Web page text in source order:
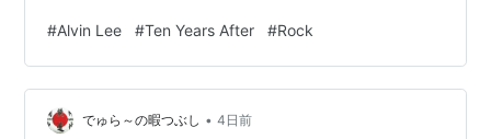
「ライヴ盤」であること。1974年3月、ロンドンはレイ
ンボウ・シアターでのコンサート音源です。（ほぼ一年
前には同じ場所でEric Claptonがやはりライヴ盤を録って
るのも面白いところ。） 「あのアルヴィンの…
#Alvin Lee #Ten Years After #Rock
でゅら～の暇つぶし • 4日前